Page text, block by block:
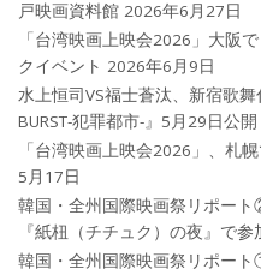
戸映画資料館 2026年6月27日
「台湾映画上映会2026」大阪
クイベント 2026年6月9日
水上恒司VS福士蒼汰、新宿歌
BURST-犯罪都市-』5月29日公開
「台湾映画上映会2026」、札
5月17日
韓国・全州国際映画祭リポー
『紙杻（チチュク）の夜』で参
韓国・全州国際映画祭リポー